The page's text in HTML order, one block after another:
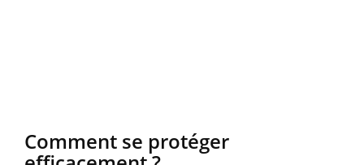
Comment se protéger